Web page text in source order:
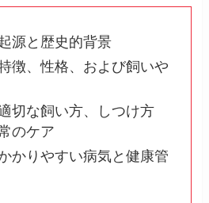
源と歴史的背景
徴、性格、および飼いや
切な飼い方、しつけ方
のケア
かりやすい病気と健康管